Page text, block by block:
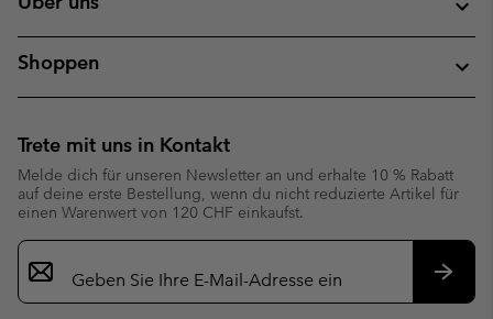
Shoppen
Trete mit uns in Kontakt
Melde dich für unseren Newsletter an und erhalte 10 % Rabatt
auf deine erste Bestellung, wenn du nicht reduzierte Artikel für
einen Warenwert von 120 CHF einkaufst.
Newsletter-
Anmeldung